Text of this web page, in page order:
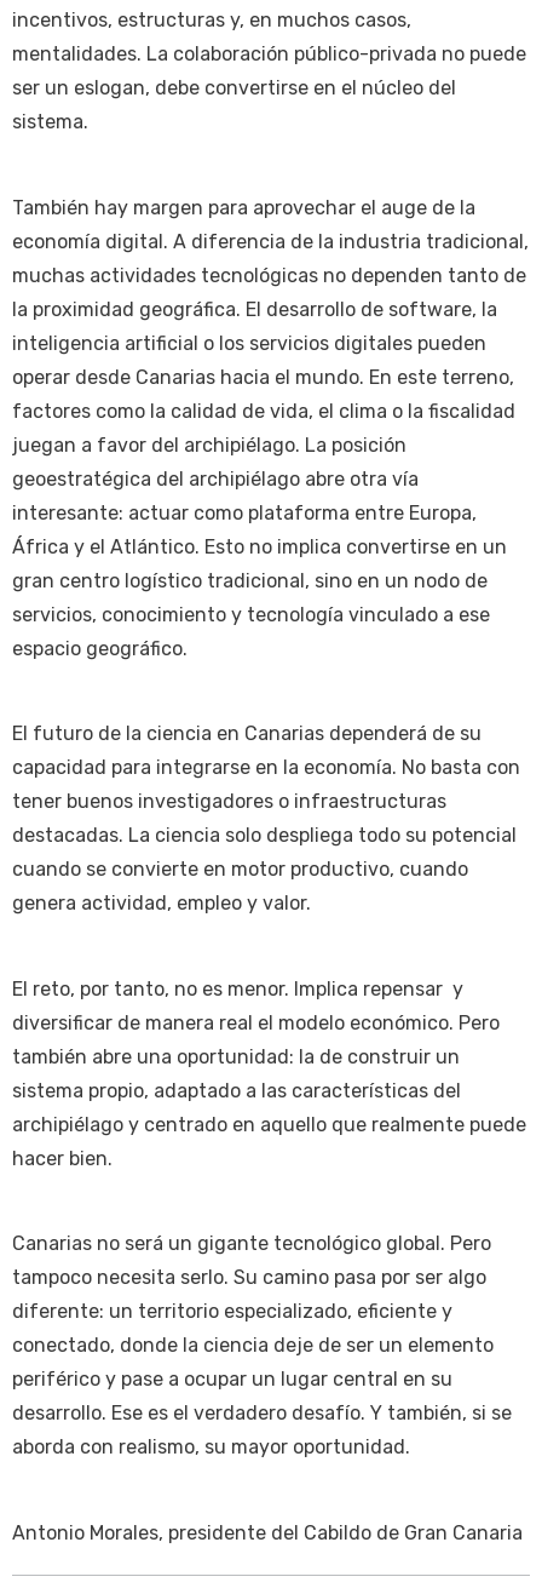
incentivos, estructuras y, en muchos casos,
mentalidades. La colaboración público-privada no puede
ser un eslogan, debe convertirse en el núcleo del
sistema.
También hay margen para aprovechar el auge de la
economía digital. A diferencia de la industria tradicional,
muchas actividades tecnológicas no dependen tanto de
la proximidad geográfica. El desarrollo de software, la
inteligencia artificial o los servicios digitales pueden
operar desde Canarias hacia el mundo. En este terreno,
factores como la calidad de vida, el clima o la fiscalidad
juegan a favor del archipiélago. La posición
geoestratégica del archipiélago abre otra vía
interesante: actuar como plataforma entre Europa,
África y el Atlántico. Esto no implica convertirse en un
gran centro logístico tradicional, sino en un nodo de
servicios, conocimiento y tecnología vinculado a ese
espacio geográfico.
El futuro de la ciencia en Canarias dependerá de su
capacidad para integrarse en la economía. No basta con
tener buenos investigadores o infraestructuras
destacadas. La ciencia solo despliega todo su potencial
cuando se convierte en motor productivo, cuando
genera actividad, empleo y valor.
El reto, por tanto, no es menor. Implica repensar y
diversificar de manera real el modelo económico. Pero
también abre una oportunidad: la de construir un
sistema propio, adaptado a las características del
archipiélago y centrado en aquello que realmente puede
hacer bien.
Canarias no será un gigante tecnológico global. Pero
tampoco necesita serlo. Su camino pasa por ser algo
diferente: un territorio especializado, eficiente y
conectado, donde la ciencia deje de ser un elemento
periférico y pase a ocupar un lugar central en su
desarrollo. Ese es el verdadero desafío. Y también, si se
aborda con realismo, su mayor oportunidad.
Antonio Morales, presidente del Cabildo de Gran Canaria